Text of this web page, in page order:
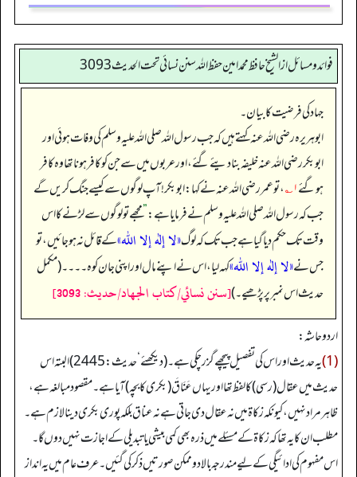
فوائد ومسائل از الشيخ حافظ محمد امين حفظ الله سنن نسائي تحت الحديث3093
جہاد کی فرضیت کا بیان۔
ابوہریرہ رضی الله عنہ کہتے ہیں کہ جب رسول اللہ صلی اللہ علیہ وسلم کی وفات ہوئی اور
ابوبکر رضی اللہ عنہ خلیفہ بنا دیئے گئے، اور عربوں میں سے جن کو کافر ہونا تھا وہ کافر
ہو گئے۱؎ ، تو عمر رضی اللہ عنہ نے کہا: ابوبکر! آپ لوگوں سے کیسے جنگ کریں گے
جب کہ رسول اللہ صلی اللہ علیہ وسلم نے فرمایا ہے:”مجھے تو لوگوں سے لڑنے کا اس
وقت تک حکم دیا گیا ہے جب تک کہ لوگ«لا إله إلا اللہ»کے قائل نہ ہو جائیں، تو
جس نے«لا إله إلا اللہ»کہہ لیا، اس نے اپنے مال اور اپنی جان کو ہ۔۔۔۔ (مکمل
حدیث اس نمبر پر پڑھیے۔)[سنن نسائي/كتاب الجهاد/حدیث: 3093]
اردو حاشہ:
(1)
یہ حدیث اور اس کی تفصیل پیچھے گزر چکی ہے۔ (دیکھئے‘ حدیث:2445) البتہ اس
حدیث میں عقال (رسی) کا لفظ تھا اور یہاں عَنَاقَ (بکری کا بچہ) آیا ہے۔ مقصود مبالغہ ہے،
ظاہر مراد نہیں، کیونکہ زکاۃ میں نہ عقا ل دی جاتی ہے نہ عناق بلکہ پوری بکری دینا لازم ہے۔
مطلب ان کا یہ تھا کہ زکاۃ کے مسئلے میں ذرہ بھی کمی بیشی یا تبدیلی کے اجازت نہیں دوں گا۔
اس مفہوم کی ادائیگی کے لیے مندرجہ بالا دوممکن صورتیں ذکر کی گئیں۔ عرف عام میں یہ انداز